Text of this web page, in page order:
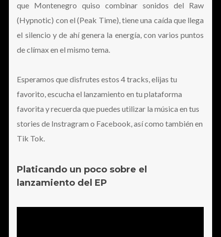
que Montenegro quiso combinar sonidos del Raw
(Hypnotic) con el (Peak Time), tiene una caída que llega
el silencio y de ahí genera la energía, con varios puntos
de clímax en el mismo tema.
Esperamos que disfrutes estos 4 tracks, elijas tu
favorito, escucha el lanzamiento en tu plataforma
favorita y recuerda que puedes utilizar la música en tus
stories de Instragram o Facebook, así como también en
Tik Tok.
Platicando un poco sobre el
lanzamiento del EP